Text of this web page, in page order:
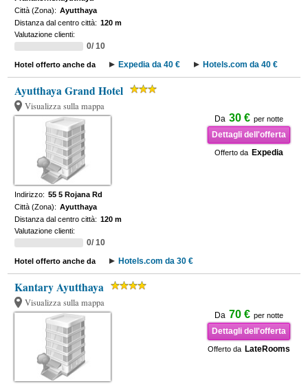
Città (Zona): Ayutthaya
Distanza dal centro città: 120 m
Valutazione clienti:
0/ 10
Hotel offerto anche da Expedia da 40 € Hotels.com da 40 €
Ayutthaya Grand Hotel
Visualizza sulla mappa
Da 30 € per notte
Dettagli dell'offerta
Offerto da Expedia
Indirizzo: 55 5 Rojana Rd
Città (Zona): Ayutthaya
Distanza dal centro città: 120 m
Valutazione clienti:
0/ 10
Hotel offerto anche da Hotels.com da 30 €
Kantary Ayutthaya
Visualizza sulla mappa
Da 70 € per notte
Dettagli dell'offerta
Offerto da LateRooms